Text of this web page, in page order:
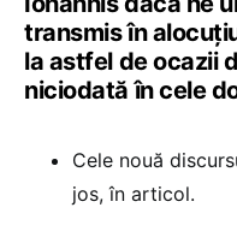
transmis în
la astfel de ocazii
niciodată în cele
Cele nouă
jos, în articol.